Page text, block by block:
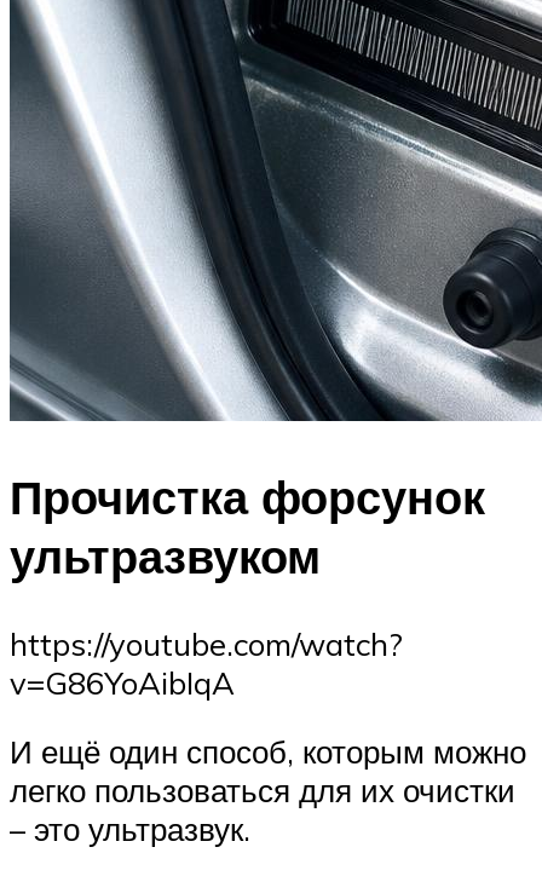
Прочистка форсунок
ультразвуком
https://youtube.com/watch?
v=G86YoAibIqA
И ещё один способ, которым можно
легко пользоваться для их очистки
– это ультразвук.